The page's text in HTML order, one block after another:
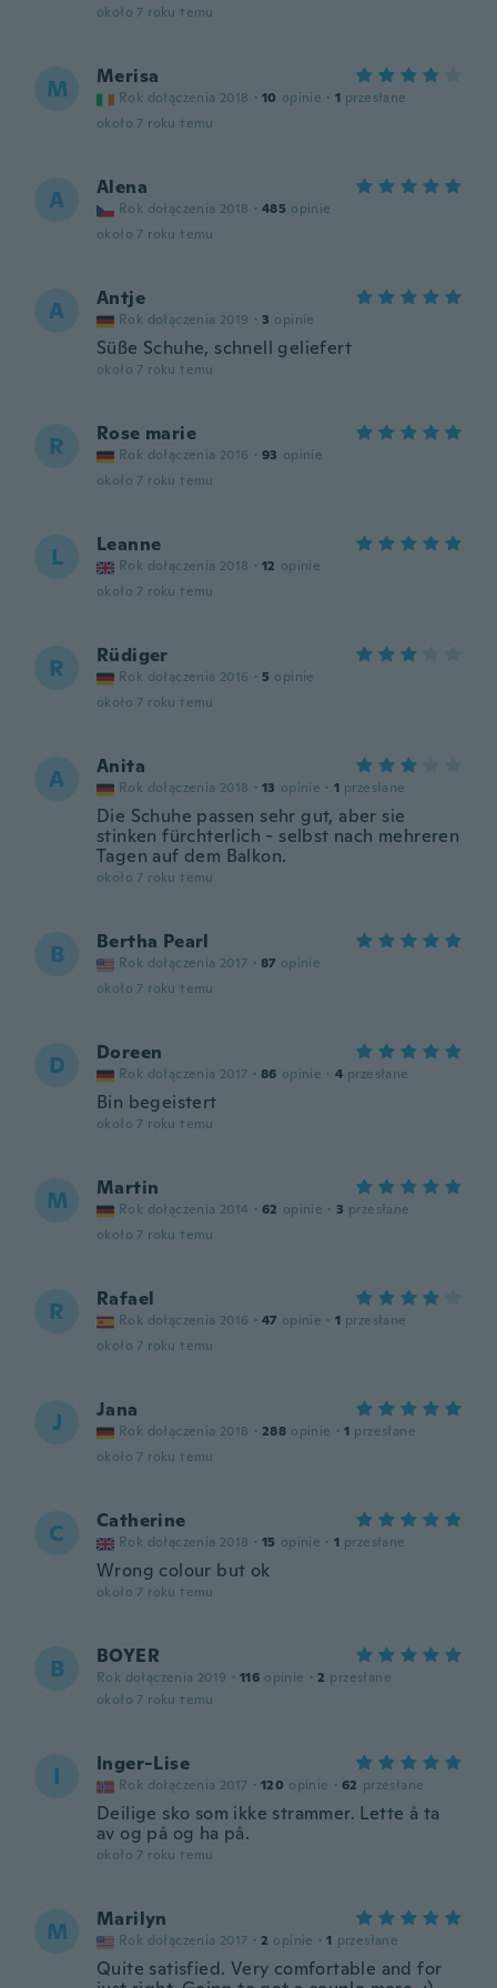
około 7 roku temu
M Merisa
Rok dołączenia 2018 · 10 opinie · 1 przesłane
około 7 roku temu
A Alena
Rok dołączenia 2018 · 485 opinie
około 7 roku temu
A Antje
Rok dołączenia 2019 · 3 opinie
Süße Schuhe, schnell geliefert
około 7 roku temu
R Rose marie
Rok dołączenia 2016 · 93 opinie
około 7 roku temu
L Leanne
Rok dołączenia 2018 · 12 opinie
około 7 roku temu
R Rüdiger
Rok dołączenia 2016 · 5 opinie
około 7 roku temu
A Anita
Rok dołączenia 2018 · 13 opinie · 1 przesłane
Die Schuhe passen sehr gut, aber sie
stinken fürchterlich - selbst nach mehreren
Tagen auf dem Balkon.
około 7 roku temu
B Bertha Pearl
Rok dołączenia 2017 · 87 opinie
około 7 roku temu
D Doreen
Rok dołączenia 2017 · 86 opinie · 4 przesłane
Bin begeistert
około 7 roku temu
M Martin
Rok dołączenia 2014 · 62 opinie · 3 przesłane
około 7 roku temu
R Rafael
Rok dołączenia 2016 · 47 opinie · 1 przesłane
około 7 roku temu
J Jana
Rok dołączenia 2018 · 288 opinie · 1 przesłane
około 7 roku temu
C Catherine
Rok dołączenia 2018 · 15 opinie · 1 przesłane
Wrong colour but ok
około 7 roku temu
B BOYER
Rok dołączenia 2019 · 116 opinie · 2 przesłane
około 7 roku temu
I Inger-Lise
Rok dołączenia 2017 · 120 opinie · 62 przesłane
Deilige sko som ikke strammer. Lette å ta
av og på og ha på.
około 7 roku temu
M Marilyn
Rok dołączenia 2017 · 2 opinie · 1 przesłane
Quite satisfied. Very comfortable and for